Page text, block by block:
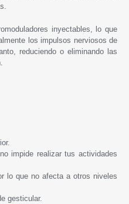
inyectables, lo que
los impulsos nerviosos de
reduciendo o eliminando las
impide realizar tus actividades
lo que no afecta a otros niveles
gesticular.